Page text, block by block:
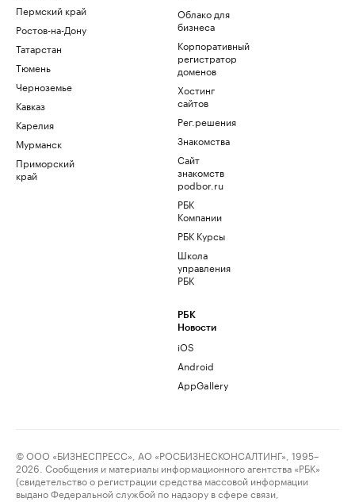
Пермский край
Ростов-на-Дону
Татарстан
Тюмень
Черноземье
Кавказ
Карелия
Мурманск
Приморский
край
Облако для
бизнеса
Корпоративный
регистратор
доменов
Хостинг
сайтов
Рег.решения
Знакомства
Сайт
знакомств
podbor.ru
РБК
Компании
РБК Курсы
Школа
управления
РБК
РБК
Новости
iOS
Android
AppGallery
© ООО «БИЗНЕСПРЕСС», АО «РОСБИЗНЕСКОНСАЛТИНГ», 1995–
2026. Сообщения и материалы информационного агентства «РБК»
(свидетельство о регистрации средства массовой информации
выдано Федеральной службой по надзору в сфере связи,